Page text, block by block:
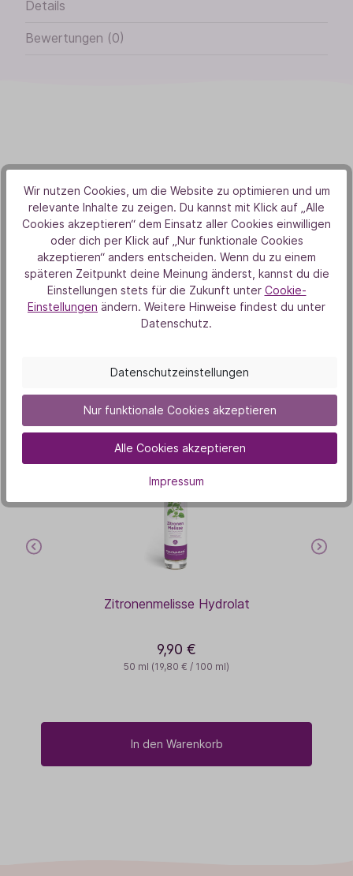
Details
Bewertungen (0)
Von Herzen
Aus Liebe zur Natur
Das könnte dich auch
interessieren
Zitronenmelisse Hydrolat
50 ml (19,80 € / 100 ml)
9,90 €
In den Warenkorb
Wir nutzen Cookies, um die Website zu optimieren und um
relevante Inhalte zu zeigen. Du kannst mit Klick auf „Alle
Cookies akzeptieren“ dem Einsatz aller Cookies einwilligen
oder dich per Klick auf „Nur funktionale Cookies
akzeptieren“ anders entscheiden. Wenn du zu einem
späteren Zeitpunkt deine Meinung änderst, kannst du die
Einstellungen stets für die Zukunft unter Cookie-
Einstellungen ändern. Weitere Hinweise findest du unter
Datenschutz.
Datenschutzeinstellungen
Nur funktionale Cookies akzeptieren
Alle Cookies akzeptieren
Impressum